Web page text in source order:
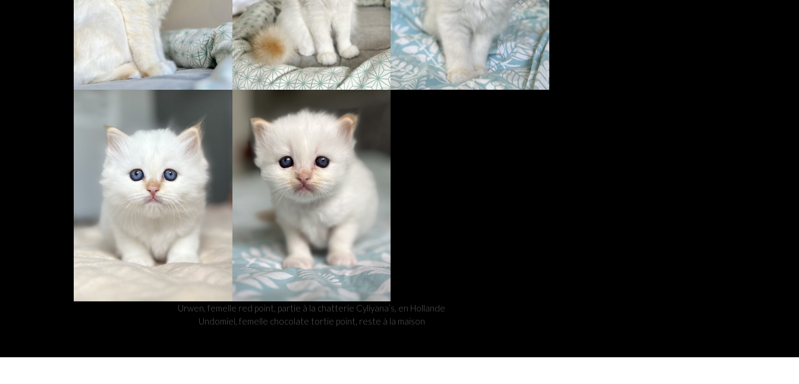
Urwen, femelle red point, partie à la chatterie Cyliyana’s, en Hollande
Undomiel, femelle chocolate tortie point, reste à la maison